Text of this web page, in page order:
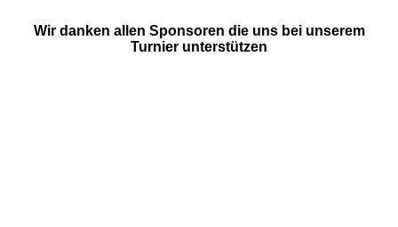
Wir danken allen Sponsoren die uns bei unserem
Turnier unterstützen